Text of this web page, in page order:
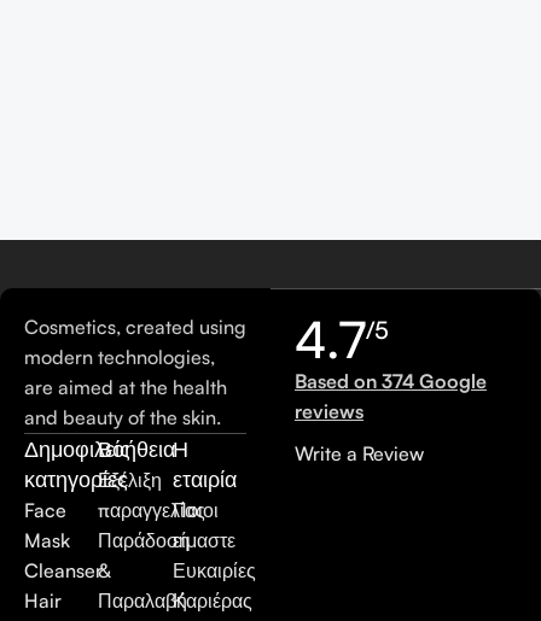
Cosmetics, created using
modern technologies,
are aimed at the health
and beauty of the skin.
Δημοφιλείς
κατηγορίες
Face
Mask
Cleanser
Hair
Βοήθεια
Εξέλιξη
παραγγελίας
Παράδοση
&
Παραλαβή
Η
εταιρία
Ποιοι
είμαστε
Ευκαιρίες
Καριέρας
4.7/5
Based on 374 Google
reviews
Write a Review